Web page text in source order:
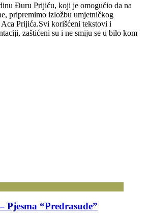
Đuru Prijiću, koji je omogućio da na
pripremimo izložbu umjetničkog
Aca Prijića.Svi korišćeni tekstovi i
zaštićeni su i ne smiju se u bilo kom
Pjesma “Predrasude”